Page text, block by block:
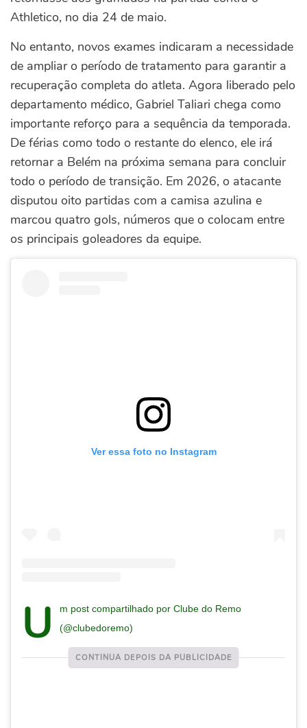
Athletico, no dia 24 de maio.
No entanto, novos exames indicaram a necessidade
de ampliar o período de tratamento para garantir a
recuperação completa do atleta. Agora liberado pelo
departamento médico, Gabriel Taliari chega como
importante reforço para a sequência da temporada.
De férias como todo o restante do elenco, ele irá
retornar a Belém na próxima semana para concluir
todo o período de transição. Em 2026, o atacante
disputou oito partidas com a camisa azulina e
marcou quatro gols, números que o colocam entre
os principais goleadores da equipe.
Ver essa foto no Instagram
Um post compartilhado por Clube do Remo
(@clubedoremo)